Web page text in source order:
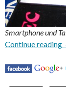
Smartphone und
Continue reading